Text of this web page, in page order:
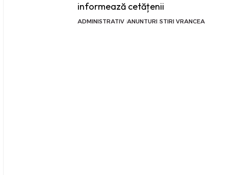
informează cetățenii
ADMINISTRATIV ANUNTURI STIRI VRANCEA